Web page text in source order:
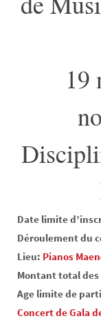
19
Date limite
Déroulement du
Lieu: Pianos
Montant total des
Age limite de
Concert de Gala